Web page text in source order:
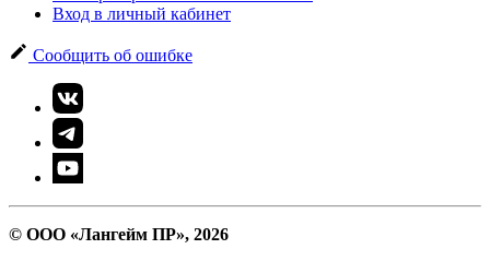
Вход в личный кабинет
Сообщить об ошибке
© ООО «Лангейм ПР», 2026